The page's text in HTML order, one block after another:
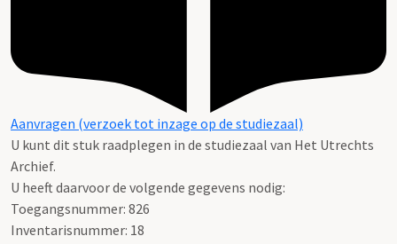
Aanvragen (verzoek tot inzage op de studiezaal)
U kunt dit stuk raadplegen in de studiezaal van Het Utrechts
Archief.
U heeft daarvoor de volgende gegevens nodig:
Toegangsnummer: 826
Inventarisnummer: 18